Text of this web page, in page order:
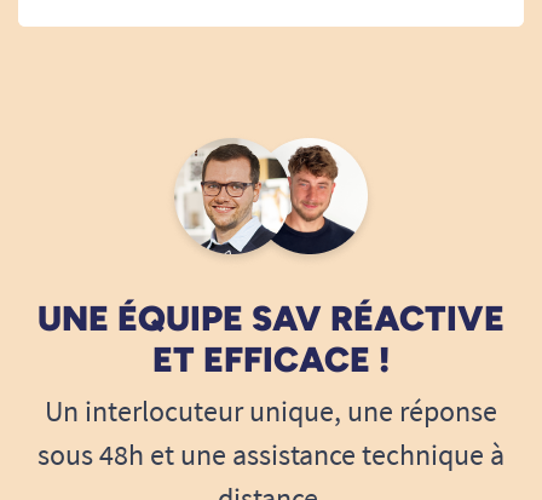
UNE ÉQUIPE SAV RÉACTIVE
ET EFFICACE !
Un interlocuteur unique, une réponse
sous 48h et une assistance technique à